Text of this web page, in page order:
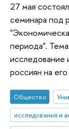
27 мая
семинара под
периода".
исследование
россиян на
Общество
исследования и